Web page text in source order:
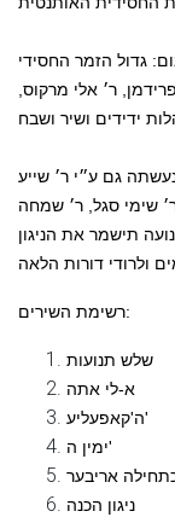
גדול הזמר החסידי
, ר׳ אלי מרקוס
גם ע״י ר׳ שייע
שימי סגל , ר׳ שמחה
תישמר את הניגון
רשימת השירים:
שלש תנועות
א-לי אתה
ה'קאפעליע'
ימין ה'
אריבער
ניגון הכנה